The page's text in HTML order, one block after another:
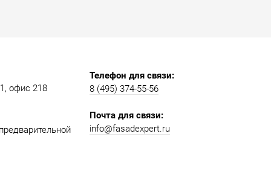
офис 218​​
Телефон для связи:
8 (495) 374-55-56​
Почта для связи:
info@fasadexpert.ru